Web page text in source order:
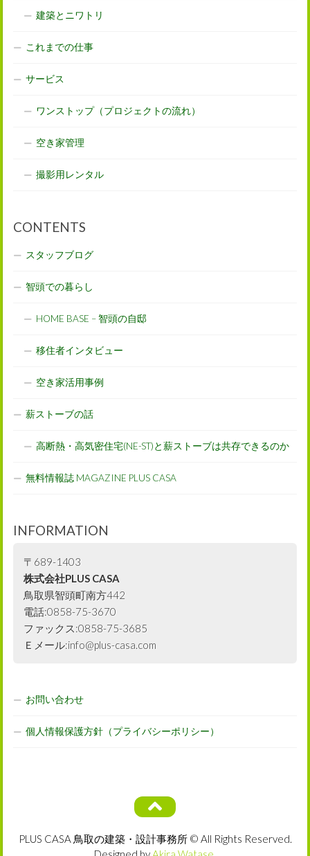
建築とニワトリ
これまでの仕事
サービス
ワンストップ（プロジェクトの流れ）
空き家管理
撮影用レンタル
CONTENTS
スタッフブログ
智頭での暮らし
HOME BASE – 智頭の自邸
移住者インタビュー
空き家活用事例
薪ストーブの話
高断熱・高気密住宅(NE-ST)と薪ストーブは共存できるのか
無料情報誌 MAGAZINE PLUS CASA
INFORMATION
〒689-1403
株式会社PLUS CASA
鳥取県智頭町南方442
電話:0858-75-3670
ファックス:0858-75-3685
Ｅメール:info@plus-casa.com
お問い合わせ
個人情報保護方針（プライバシーポリシー）
PLUS CASA 鳥取の建築・設計事務所 © All Rights Reserved.